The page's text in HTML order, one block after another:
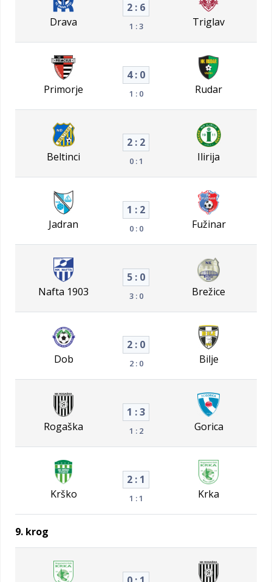
Drava
2 : 6
1 : 3 Triglav
Primorje
4 : 0
1 : 0 Rudar
Beltinci
2 : 2
0 : 1 Ilirija
Jadran
1 : 2
0 : 0 Fužinar
Nafta 1903
5 : 0
3 : 0 Brežice
Dob
2 : 0
2 : 0 Bilje
Rogaška
1 : 3
1 : 2 Gorica
Krško
2 : 1
1 : 1 Krka
9. krog